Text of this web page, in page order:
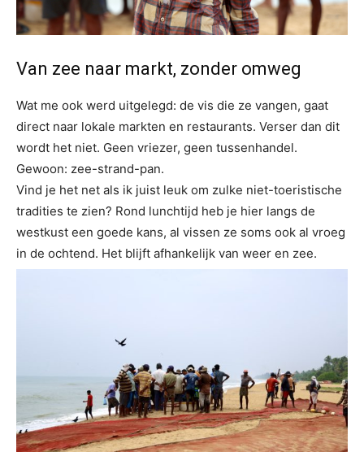
Van zee naar markt, zonder omweg
Wat me ook werd uitgelegd: de vis die ze vangen, gaat
direct naar lokale markten en restaurants. Verser dan dit
wordt het niet. Geen vriezer, geen tussenhandel.
Gewoon: zee-strand-pan.
Vind je het net als ik juist leuk om zulke niet-toeristische
tradities te zien? Rond lunchtijd heb je hier langs de
westkust een goede kans, al vissen ze soms ook al vroeg
in de ochtend. Het blijft afhankelijk van weer en zee.